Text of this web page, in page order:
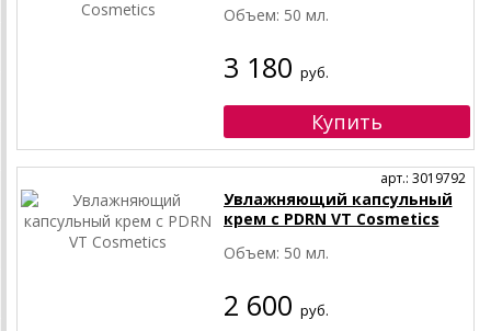
Объем: 50 мл.
3 180 руб.
арт.: 3019792
Увлажняющий капсульный
крем с PDRN VT Cosmetics
Объем: 50 мл.
2 600 руб.